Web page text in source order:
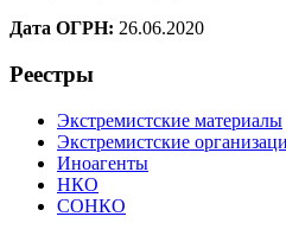
Дата ОГРН: 26.06.2020
Реестры
Экстремистские материалы
Экстремистские
Иноагенты
НКО
СОНКО